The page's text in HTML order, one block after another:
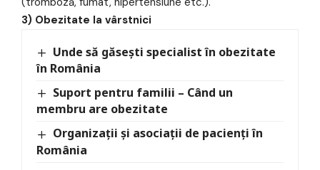
3) Obezitate la vârstnici
Unde să găsești specialist în obezitate
în România
Suport pentru familii – Când un
membru are obezitate
Organizații și asociații de pacienți în
România